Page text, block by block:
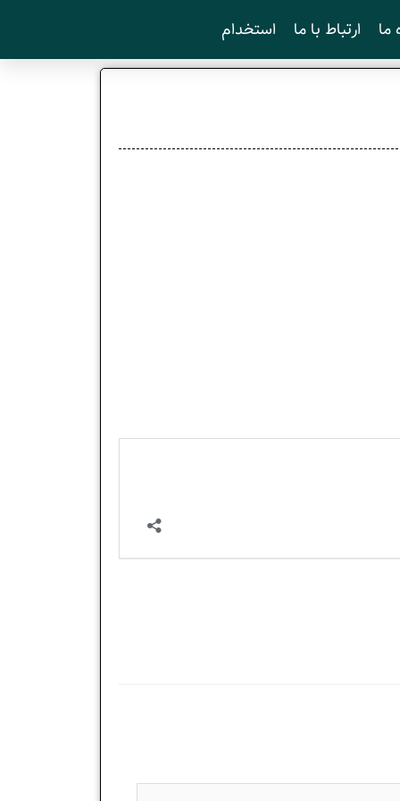
ما ارتباط با ما استخدام